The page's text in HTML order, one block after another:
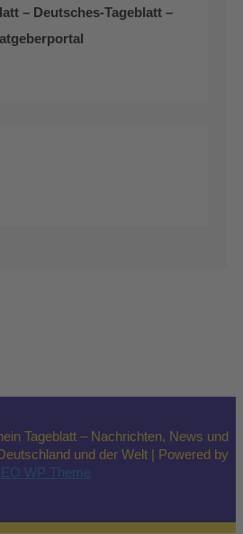
– Deutsches-Tageblatt –
Tageblatt – Nachrichten, News und
und der Welt | Powered by
WP Theme